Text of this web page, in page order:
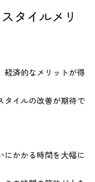
タイルメリ
経済的なメリットが得
タイルの改善が期待で
かかる時間を大幅に